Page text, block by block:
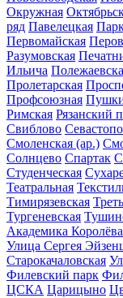
Окружная
ряд Павелецкая
Первомайская
Разумовская
Ильича
Пролетарская
Профсоюзная
Римская Рязанский
Свиблово
Смоленская (ар.)
Солнцево Спартак
Студенческая
Театральная
Тимирязевская
Тургеневская
Академика Королёва
Улица Сергея
Старокачаловская
Филевский парк
ЦСКА Царицыно